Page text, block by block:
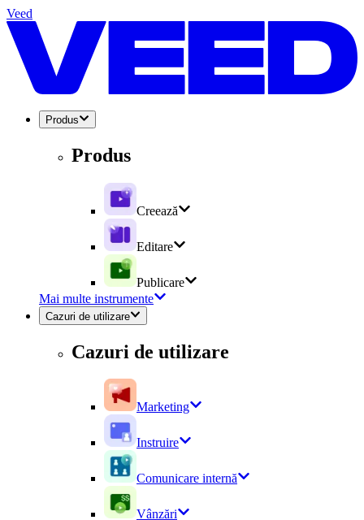
Veed
Produs
Produs
Creează
Editare
Publicare
Mai multe instrumente
Cazuri de utilizare
Cazuri de utilizare
Marketing
Instruire
Comunicare internă
Vânzări